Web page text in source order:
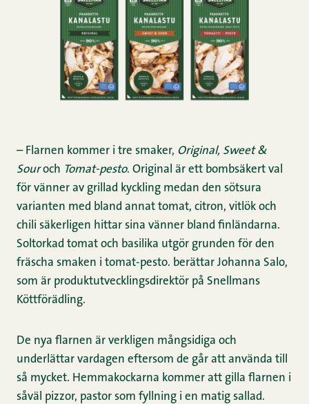
– Flarnen kommer i tre smaker, Original, Sweet &
Souroch Tomat-pesto. Original är ett bombsäkert val
för vänner av grillad kyckling medan den sötsura
varianten med bland annat tomat, citron, vitlök och
chili säkerligen hittar sina vänner bland finländarna.
Soltorkad tomat och basilika utgör grunden för den
fräscha smaken i tomat-pesto. berättar Johanna Salo,
som är produktutvecklingsdirektör på Snellmans
Köttförädling.
De nya flarnen är verkligen mångsidiga och
underlättar vardagen eftersom de går att använda till
så mycket. Hemmakockarna kommer att gilla flarnen i
såväl pizzor, pastor som fyllning i en matig sallad.